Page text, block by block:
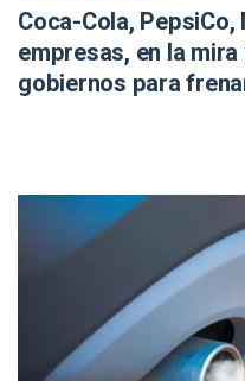
Coca-Cola,
empresas, en la
gobiernos para